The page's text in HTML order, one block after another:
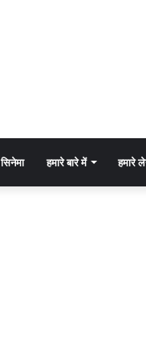
सिनेमा हमारे बारे में हमारे